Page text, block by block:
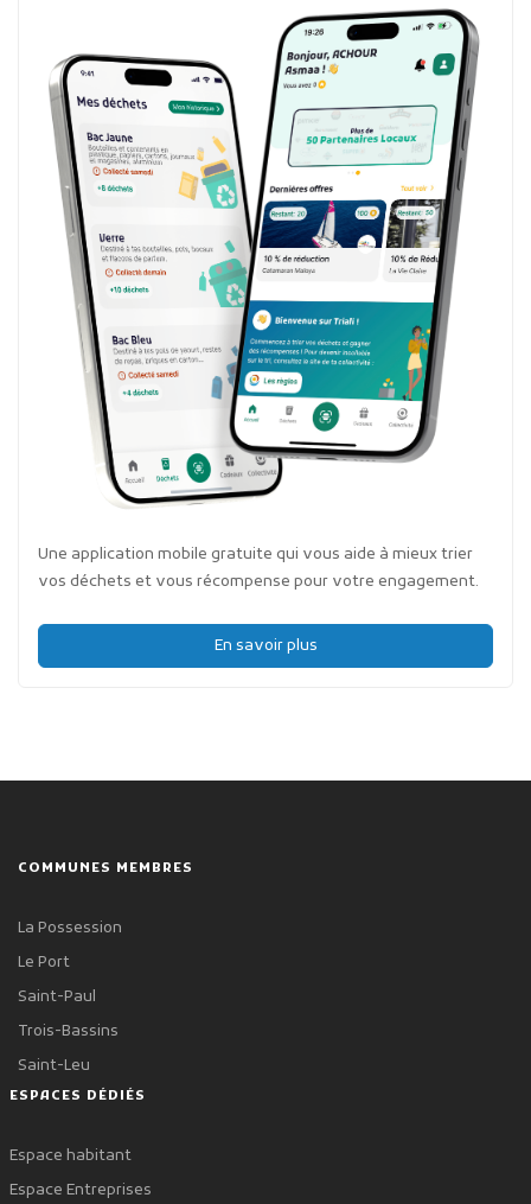
Une application mobile gratuite qui vous aide à mieux trier
vos déchets et vous récompense pour votre engagement.
En savoir plus
COMMUNES MEMBRES
La Possession
Le Port
Saint-Paul
Trois-Bassins
Saint-Leu
ESPACES DÉDIÉS
Espace habitant
Espace Entreprises